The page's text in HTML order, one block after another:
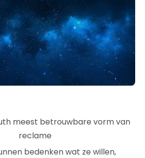
bedenken wat ze willen,